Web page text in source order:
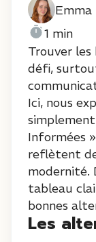
1 min
Trouver
défi,
Ici, nous
Informées
reflètent
modernité.
tableau
bonnes
Les